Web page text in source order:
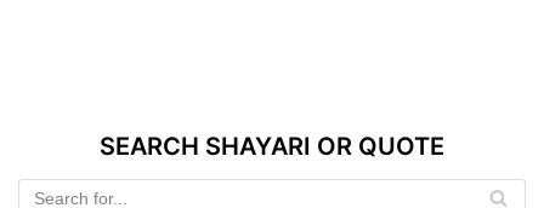
SEARCH SHAYARI OR QUOTE